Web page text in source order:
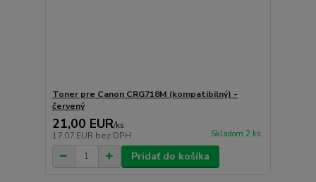
Toner pre Canon CRG718M (kompatibilný) -
červený
21,00 EUR/ks
17,07 EUR bez DPH Skladom 2 ks
Pridať do košíka